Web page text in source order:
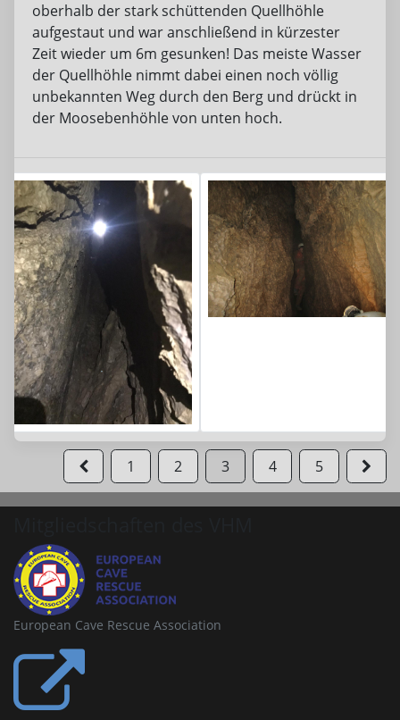
oberhalb der stark schüttenden Quellhöhle
aufgestaut und war anschließend in kürzester
Zeit wieder um 6m gesunken! Das meiste Wasser
der Quellhöhle nimmt dabei einen noch völlig
unbekannten Weg durch den Berg und drückt in
der Moosebenhöhle von unten hoch.
1 2 3 4 5
European Cave Rescue Association